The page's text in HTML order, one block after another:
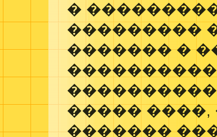
�
���������
������� �
����� ����,
�������